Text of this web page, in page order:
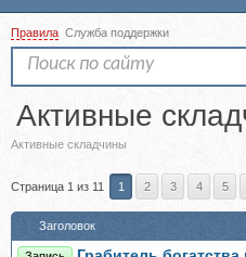
Правила Служба поддержки
Активные
Активные складчины
Страница 1 из 11 1 2 3 4 5
Заголовок